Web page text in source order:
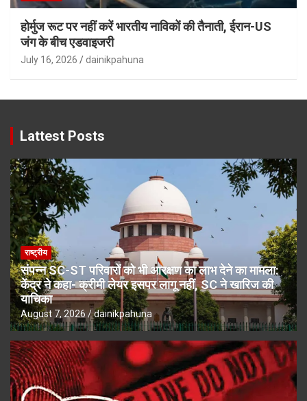
होर्मुज रूट पर नहीं करें भारतीय नाविकों की तैनाती, ईरान-US
जंग के बीच एडवाइजरी
July 16, 2026 dainikpahuna
Lattest Posts
राष्ट्रीय
संपन्न SC-ST परिवारों को भी आरक्षण का लाभ देने का मामला:
केंद्र ने कहा- क्रीमी लेयर इसपर लागू नहीं, SC ने खारिज की
याचिका
August 7, 2026 dainikpahuna